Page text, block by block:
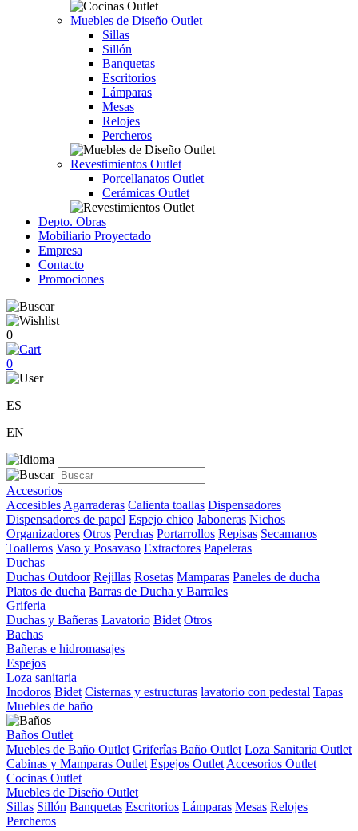
Muebles de Diseño Outlet
Sillas
Sillón
Banquetas
Escritorios
Lámparas
Mesas
Relojes
Percheros
Revestimientos Outlet
Porcellanatos Outlet
Cerámicas Outlet
Depto. Obras
Mobiliario Proyectado
Empresa
Contacto
Promociones
0
0
ES
EN
Accesorios
Accesibles Agarraderas Calienta toallas Dispensadores
Dispensadores de papel Espejo chico Jaboneras Nichos
Organizadores Otros Perchas Portarrollos Repisas Secamanos
Toalleros Vaso y Posavaso Extractores Papeleras
Duchas
Duchas Outdoor Rejillas Rosetas Mamparas Paneles de ducha
Platos de ducha Barras de Ducha y Barrales
Griferia
Duchas y Bañeras Lavatorio Bidet Otros
Bachas
Bañeras e hidromasajes
Espejos
Loza sanitaria
Inodoros Bidet Cisternas y estructuras lavatorio con pedestal Tapas
Muebles de baño
Baños Outlet
Muebles de Baño Outlet Griferîas Baño Outlet Loza Sanitaria Outlet
Cabinas y Mamparas Outlet Espejos Outlet Accesorios Outlet
Cocinas Outlet
Muebles de Diseño Outlet
Sillas Sillón Banquetas Escritorios Lámparas Mesas Relojes
Percheros